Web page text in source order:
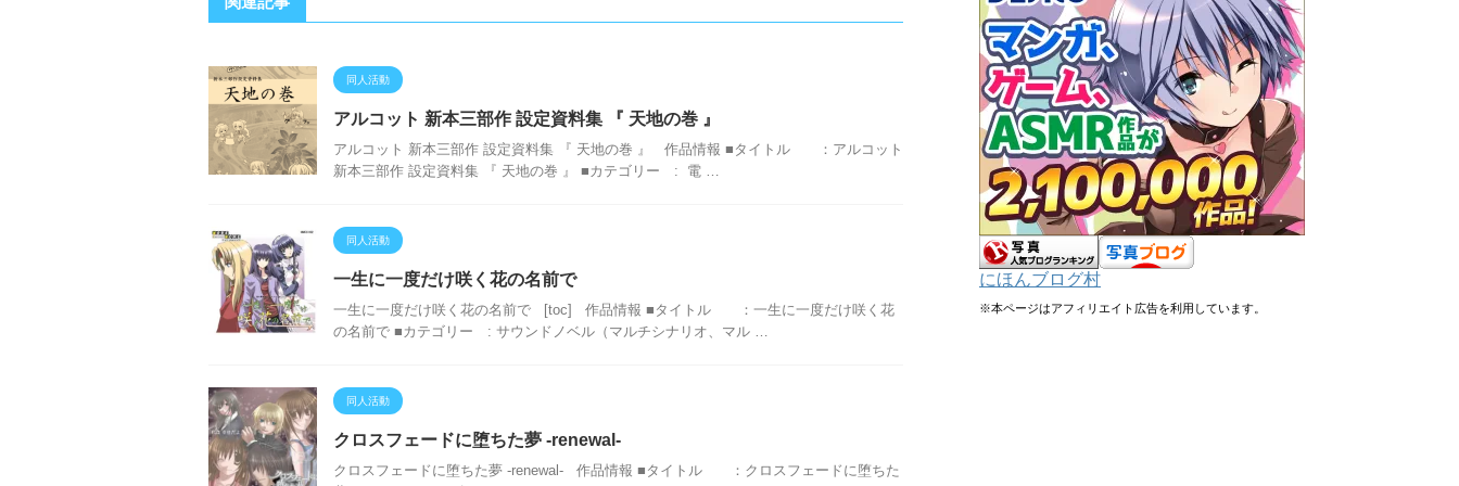
同人活動
アルコット 新本三部作 設定資料集 『 天地の巻 』
アルコット 新本三部作 設定資料集 『 天地の巻 』 作品情報 ■タイトル ：アルコット
新本三部作 設定資料集 『 天地の巻 』 ■カテゴリー : 電 …
同人活動
一生に一度だけ咲く花の名前で
一生に一度だけ咲く花の名前で [toc] 作品情報 ■タイトル ：一生に一度だけ咲く花
の名前で ■カテゴリー : サウンドノベル（マルチシナリオ、マル …
同人活動
クロスフェードに堕ちた夢 -renewal-
クロスフェードに堕ちた夢 -renewal- 作品情報 ■タイトル ：クロスフェードに堕ちた
にほんブログ村
※本ページはアフィリエイト広告を利用しています。